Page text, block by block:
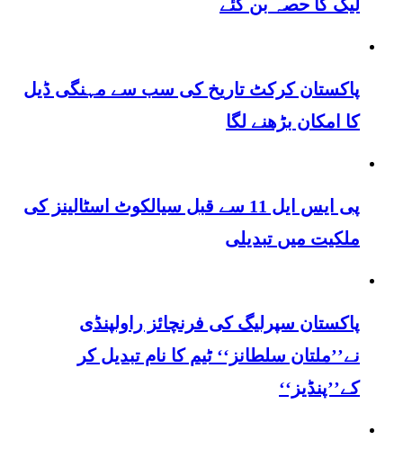
لیگ کا حصہ بن گئے
پاکستان کرکٹ تاریخ کی سب سے مہنگی ڈیل
کا امکان بڑھنے لگا
پی ایس ایل 11 سے قبل سیالکوٹ اسٹالینز کی
ملکیت میں تبدیلی
پاکستان سپرلیگ کی فرنچائز راولپنڈی
نے’’ملتان سلطانز‘‘ ٹیم کا نام تبدیل کر
کے’’پنڈیز‘‘